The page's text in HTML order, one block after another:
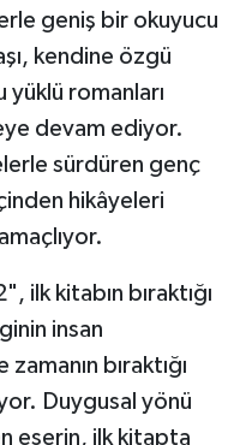
geniş bir okuyucu
kendine özgü
yüklü romanları
devam ediyor.
sürdüren genç
hikâyeleri
ilk kitabın bıraktığı
insan
zamanın bıraktığı
Duygusal yönü
eserin, ilk kitapta